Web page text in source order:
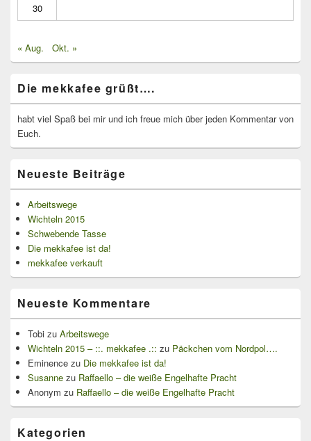
30
« Aug. Okt. »
Die mekkafee grüßt….
habt viel Spaß bei mir und ich freue mich über jeden Kommentar von
Euch.
Neueste Beiträge
Arbeitswege
Wichteln 2015
Schwebende Tasse
Die mekkafee ist da!
mekkafee verkauft
Neueste Kommentare
Tobi zu Arbeitswege
Wichteln 2015 – ::. mekkafee .:: zu Päckchen vom Nordpol….
Eminence zu Die mekkafee ist da!
Susanne zu Raffaello – die weiße Engelhafte Pracht
Anonym zu Raffaello – die weiße Engelhafte Pracht
Kategorien